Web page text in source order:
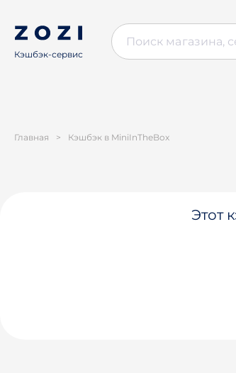
Кэшбэк-сервис
Главная > Кэшбэк в MiniInTheBox
Этот